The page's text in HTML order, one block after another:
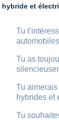
hybride et
Tu
Tu as
Tu
hybrides et
Tu